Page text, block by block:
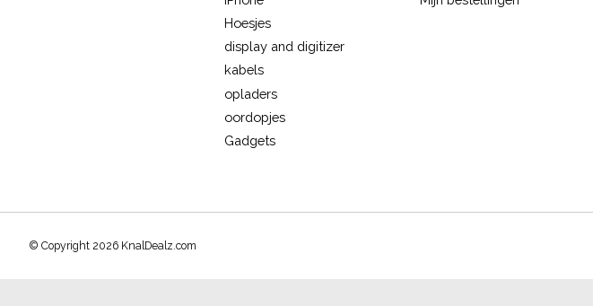
Hoesjes
display and digitizer
kabels
opladers
oordopjes
Gadgets
© Copyright 2026 KnalDealz.com